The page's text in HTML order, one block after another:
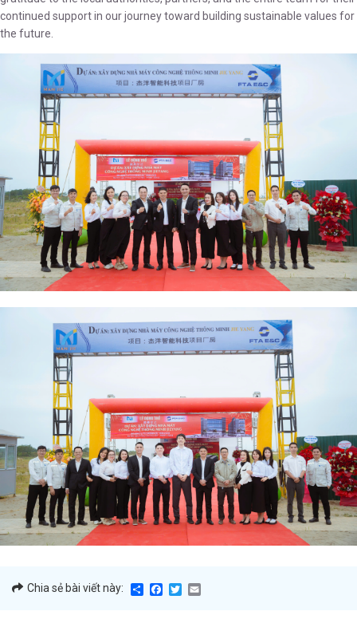
continued support in our journey toward building sustainable values for
the future.
Chia sẻ bài viết này: ShareFacebook
Twitter